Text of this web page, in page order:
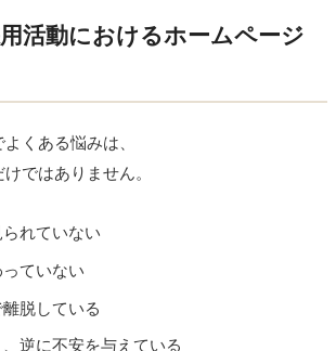
活動におけるホームページ
くある悩みは、
ではありません。
れていない
ていない
脱している
逆に不安を与えている